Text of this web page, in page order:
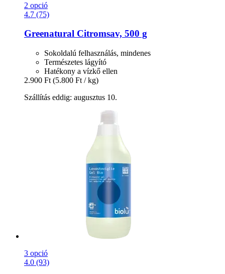
2 opció
4.7 (75)
Greenatural Citromsav, 500 g
Sokoldalú felhasználás, mindenes
Természetes lágyító
Hatékony a vízkő ellen
2.900 Ft (5.800 Ft / kg)
Szállítás eddig: augusztus 10.
3 opció
4.0 (93)